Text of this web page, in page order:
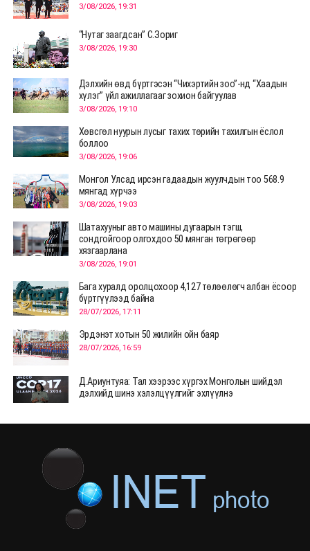
3/08/2026, 19:31
“Нутаг заагдсан” С.Зориг
3/08/2026, 19:30
Дэлхийн өвд бүртгэсэн “Чихэртийн зоо”-нд “Хаадын
хүлэг” үйл ажиллагааг зохион байгуулав
3/08/2026, 19:10
Хөвсгөл нуурын лусыг тахих төрийн тахилгын ёслол
боллоо
3/08/2026, 19:06
Монгол Улсад ирсэн гадаадын жуулчдын тоо 568.9
мянгад хүрчээ
3/08/2026, 19:03
Шатахууныг авто машины дугаарын тэгш,
сондгойгоор олгохдоо 50 мянган төгрөгөөр
хязгаарлана
3/08/2026, 19:01
Бага хуралд оролцохоор 4,127 төлөөлөгч албан ёсоор
бүртгүүлээд байна
28/07/2026, 17:11
Эрдэнэт хотын 50 жилийн ойн баяр
28/07/2026, 16:59
Д.Ариунтуяа: Тал хээрээс хүргэх Монголын шийдэл
дэлхийд шинэ хэлэлцүүлгийг эхлүүлнэ
28/07/2026, 12:06
Монгол Улсад энэ оны эхний хагас жилд 417.6 мянган
жуулчин иржээ
28/07/2026, 12:04
ХӨВСГӨЛ Нутгийн зөвлөлөөс МУАЖ Д.Цэрэндарьзавт